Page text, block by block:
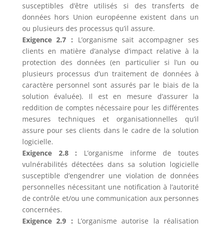
susceptibles d’être utilisés si des transferts de
données hors Union européenne existent dans un
ou plusieurs des processus qu’il assure.
Exigence 2.7 : L’organisme sait accompagner ses
clients en matière d’analyse d’impact relative à la
protection des données (en particulier si l’un ou
plusieurs processus d’un traitement de données à
caractère personnel sont assurés par le biais de la
solution évaluée). Il est en mesure d’assurer la
reddition de comptes nécessaire pour les différentes
mesures techniques et organisationnelles qu’il
assure pour ses clients dans le cadre de la solution
logicielle.
Exigence 2.8 : L’organisme informe de toutes
vulnérabilités détectées dans sa solution logicielle
susceptible d’engendrer une violation de données
personnelles nécessitant une notification à l’autorité
de contrôle et/ou une communication aux personnes
concernées.
Exigence 2.9 : L’organisme autorise la réalisation